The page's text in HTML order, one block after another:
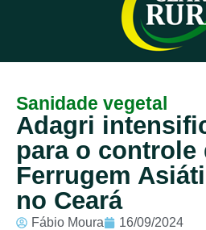
Sobre
Sanidade vegetal
Adagri
para o controle
Ferrugem
no Ceará
Fábio Moura 16/09/2024